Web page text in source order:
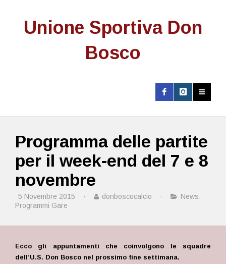
Unione Sportiva Don
Bosco
Programma delle partite
per il week-end del 7 e 8
novembre
5 Novembre 2015 · donboscocalcio · News,
Programmi Gare
Ecco gli appuntamenti che coinvolgono le squadre
dell’U.S. Don Bosco nel prossimo fine settimana.